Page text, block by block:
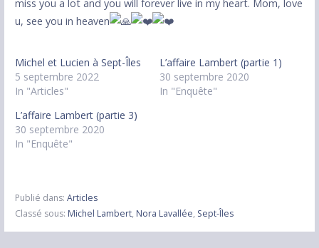
miss you a lot and you will forever live in my heart. Mom, love
u, see you in heaven
Michel et Lucien à Sept-Îles
5 septembre 2022
In "Articles"
L’affaire Lambert (partie 1)
30 septembre 2020
In "Enquête"
L’affaire Lambert (partie 3)
30 septembre 2020
In "Enquête"
Publié dans: Articles
Classé sous: Michel Lambert, Nora Lavallée, Sept-Îles